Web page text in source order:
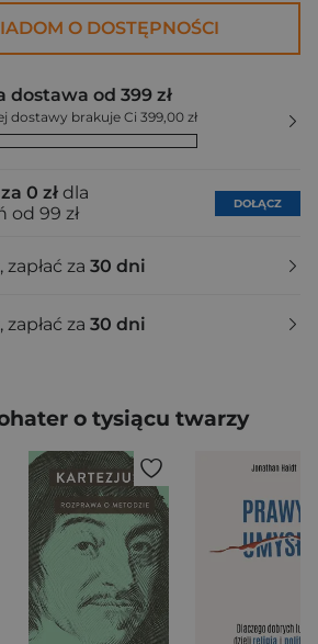
O DOSTĘPNOŚCI
dostawa od 399 zł
dostawy brakuje Ci 399,00 zł
0 zł dla
od 99 zł
DOŁĄCZ
za 30 dni
za 30 dni
o tysiącu twarzy